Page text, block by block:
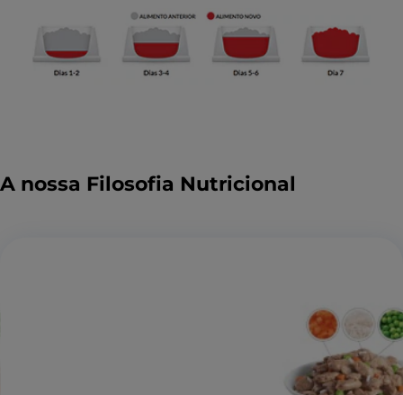
A nossa Filosofia Nutricional